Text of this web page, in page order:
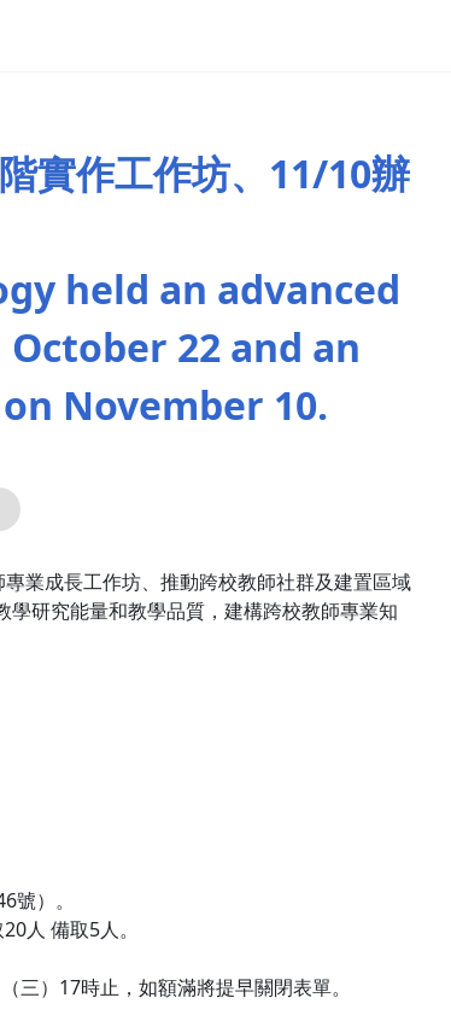
實作工作坊、11/10辦
held an advanced
22 and an
November 10.
業成長工作坊、推動跨校教師社群及建置區域
研究能量和教學品質，建構跨校教師專業知
）。
人 備取5人。
）17時止，如額滿將提早關閉表單。